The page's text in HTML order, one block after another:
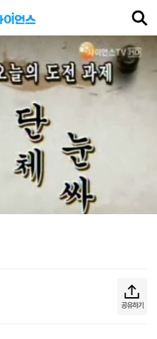
공유하기